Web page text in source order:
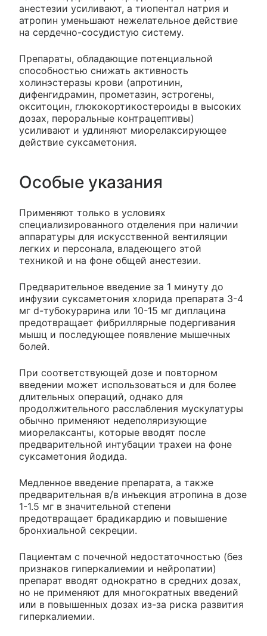
анестезии усиливают, а тиопентал натрия и
атропин уменьшают нежелательное действие
на сердечно-сосудистую систему.
Препараты, обладающие потенциальной
способностью снижать активность
холинэстеразы крови (апротинин,
дифенгидрамин, прометазин, эстрогены,
окситоцин, глюкокортикостероиды в высоких
дозах, пероральные контрацептивы)
усиливают и удлиняют миорелаксирующее
действие суксаметония.
Особые указания
Применяют только в условиях
специализированного отделения при наличии
аппаратуры для искусственной вентиляции
легких и персонала, владеющего этой
техникой и на фоне общей анестезии.
Предварительное введение за 1 минуту до
инфузии суксаметония хлорида препарата 3-4
мг d-тубокурарина или 10-15 мг диплацина
предотвращает фибриллярные подергивания
мышц и последующее появление мышечных
болей.
При соответствующей дозе и повторном
введении может использоваться и для более
длительных операций, однако для
продолжительного расслабления мускулатуры
обычно применяют недеполяризующие
миорелаксанты, которые вводят после
предварительной интубации трахеи на фоне
суксаметония йодида.
Медленное введение препарата, а также
предварительная в/в инъекция атропина в дозе
1-1.5 мг в значительной степени
предотвращает брадикардию и повышение
бронхиальной секреции.
Пациентам с почечной недостаточностью (без
признаков гиперкалиемии и нейропатии)
препарат вводят однократно в средних дозах,
но не применяют для многократных введений
или в повышенных дозах из-за риска развития
гиперкалиемии.